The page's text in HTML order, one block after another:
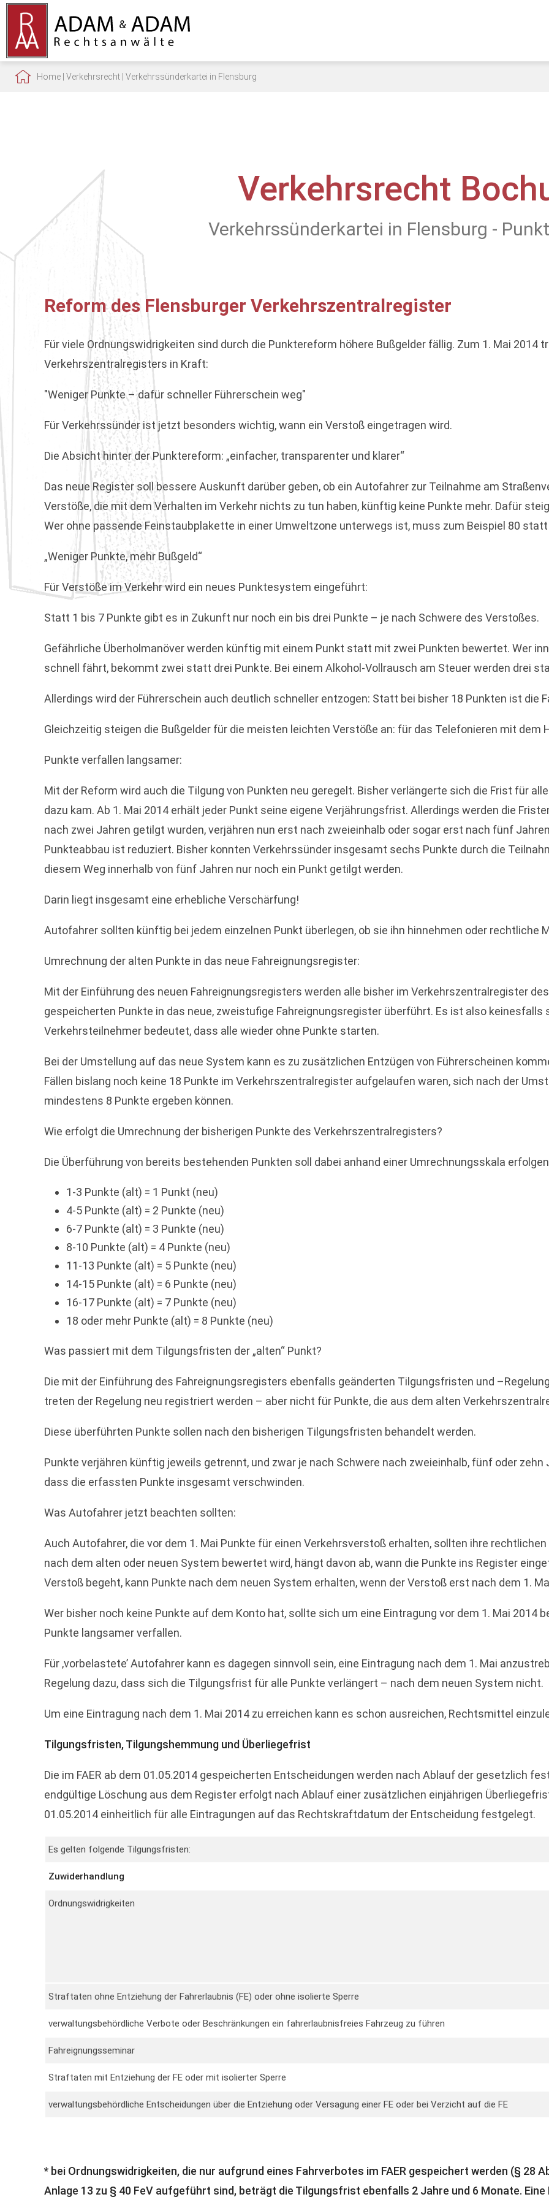
Home Verkehrsrecht Verkehrssünderkartei in Flensburg
Verkehrsrecht
Verkehrssünderkartei in Flensburg -
Reform des Flensburger Verkehrszentralregister
Für viele Ordnungswidrigkeiten sind durch die Punktereform höhere Bußgelder fällig. Zum 1. Mai 2014
Verkehrszentralregisters in Kraft:
"Weniger Punkte – dafür schneller Führerschein weg"
Für Verkehrssünder ist jetzt besonders wichtig, wann ein Verstoß eingetragen wird.
Die Absicht hinter der Punktereform: „einfacher, transparenter und klarer“
Das neue Register soll bessere Auskunft darüber geben, ob ein Autofahrer zur Teilnahme am
Verstöße, die mit dem Verhalten im Verkehr nichts zu tun haben, künftig keine Punkte mehr. Dafür
Wer ohne passende Feinstaubplakette in einer Umweltzone unterwegs ist, muss zum Beispiel 80 statt
„Weniger Punkte, mehr Bußgeld“
Für Verstöße im Verkehr wird ein neues Punktesystem eingeführt:
Statt 1 bis 7 Punkte gibt es in Zukunft nur noch ein bis drei Punkte – je nach Schwere des Verstoßes.
Gefährliche Überholmanöver werden künftig mit einem Punkt statt mit zwei Punkten bewertet. Wer
schnell fährt, bekommt zwei statt drei Punkte. Bei einem Alkohol-Vollrausch am Steuer werden drei
Allerdings wird der Führerschein auch deutlich schneller entzogen: Statt bei bisher 18 Punkten ist die
Gleichzeitig steigen die Bußgelder für die meisten leichten Verstöße an: für das Telefonieren mit dem
Punkte verfallen langsamer:
Mit der Reform wird auch die Tilgung von Punkten neu geregelt. Bisher verlängerte sich die Frist für
dazu kam. Ab 1. Mai 2014 erhält jeder Punkt seine eigene Verjährungsfrist. Allerdings werden die
nach zwei Jahren getilgt wurden, verjähren nun erst nach zweieinhalb oder sogar erst nach fünf
Punkteabbau ist reduziert. Bisher konnten Verkehrssünder insgesamt sechs Punkte durch die
diesem Weg innerhalb von fünf Jahren nur noch ein Punkt getilgt werden.
Darin liegt insgesamt eine erhebliche Verschärfung!
Autofahrer sollten künftig bei jedem einzelnen Punkt überlegen, ob sie ihn hinnehmen oder rechtliche
Umrechnung der alten Punkte in das neue Fahreignungsregister:
Mit der Einführung des neuen Fahreignungsregisters werden alle bisher im Verkehrszentralregister
gespeicherten Punkte in das neue, zweistufige Fahreignungsregister überführt. Es ist also keinesfalls
Verkehrsteilnehmer bedeutet, dass alle wieder ohne Punkte starten.
Bei der Umstellung auf das neue System kann es zu zusätzlichen Entzügen von Führerscheinen
Fällen bislang noch keine 18 Punkte im Verkehrszentralregister aufgelaufen waren, sich nach der
mindestens 8 Punkte ergeben können.
Wie erfolgt die Umrechnung der bisherigen Punkte des Verkehrszentralregisters?
Die Überführung von bereits bestehenden Punkten soll dabei anhand einer Umrechnungsskala
1-3 Punkte (alt) = 1 Punkt (neu)
4-5 Punkte (alt) = 2 Punkte (neu)
6-7 Punkte (alt) = 3 Punkte (neu)
8-10 Punkte (alt) = 4 Punkte (neu)
11-13 Punkte (alt) = 5 Punkte (neu)
14-15 Punkte (alt) = 6 Punkte (neu)
16-17 Punkte (alt) = 7 Punkte (neu)
18 oder mehr Punkte (alt) = 8 Punkte (neu)
Was passiert mit dem Tilgungsfristen der „alten“ Punkt?
Die mit der Einführung des Fahreignungsregisters ebenfalls geänderten Tilgungsfristen und
treten der Regelung neu registriert werden – aber nicht für Punkte, die aus dem alten
Diese überführten Punkte sollen nach den bisherigen Tilgungsfristen behandelt werden.
Punkte verjähren künftig jeweils getrennt, und zwar je nach Schwere nach zweieinhalb, fünf oder
dass die erfassten Punkte insgesamt verschwinden.
Was Autofahrer jetzt beachten sollten:
Auch Autofahrer, die vor dem 1. Mai Punkte für einen Verkehrsverstoß erhalten, sollten ihre
nach dem alten oder neuen System bewertet wird, hängt davon ab, wann die Punkte ins Register
Verstoß begeht, kann Punkte nach dem neuen System erhalten, wenn der Verstoß erst nach dem 1.
Wer bisher noch keine Punkte auf dem Konto hat, sollte sich um eine Eintragung vor dem 1. Mai 2014
Punkte langsamer verfallen.
Für ‚vorbelastete’ Autofahrer kann es dagegen sinnvoll sein, eine Eintragung nach dem 1. Mai
Regelung dazu, dass sich die Tilgungsfrist für alle Punkte verlängert – nach dem neuen System nicht.
Um eine Eintragung nach dem 1. Mai 2014 zu erreichen kann es schon ausreichen, Rechtsmittel
Tilgungsfristen, Tilgungshemmung und Überliegefrist
Die im FAER ab dem 01.05.2014 gespeicherten Entscheidungen werden nach Ablauf der gesetzlich
endgültige Löschung aus dem Register erfolgt nach Ablauf einer zusätzlichen einjährigen
01.05.2014 einheitlich für alle Eintragungen auf das Rechtskraftdatum der Entscheidung festgelegt.
Es gelten folgende Tilgungsfristen:
Zuwiderhandlung
Ordnungswidrigkeiten
Straftaten ohne Entziehung der Fahrerlaubnis (FE) oder ohne isolierte Sperre
verwaltungsbehördliche Verbote oder Beschränkungen ein fahrerlaubnisfreies Fahrzeug zu führen
Fahreignungsseminar
Straftaten mit Entziehung der FE oder mit isolierter Sperre
verwaltungsbehördliche Entscheidungen über die Entziehung oder Versagung einer FE oder bei Verzicht auf die FE
* bei Ordnungswidrigkeiten, die nur aufgrund eines Fahrverbotes im FAER gespeichert werden (§ 28
Anlage 13 zu § 40 FeV aufgeführt sind, beträgt die Tilgungsfrist ebenfalls 2 Jahre und 6 Monate.